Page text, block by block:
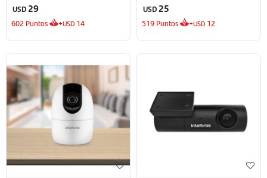
USD 29
602 Puntos +USD 14
USD 25
519 Puntos +USD 12